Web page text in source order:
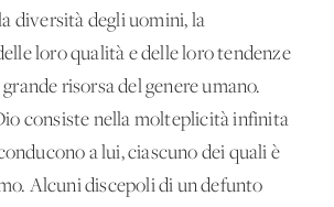
diversità degli uomini, la
loro qualità e delle loro tendenze
risorsa del genere umano.
consiste nella molteplicità infinita
a lui, ciascuno dei quali è
Alcuni discepoli di un defunto